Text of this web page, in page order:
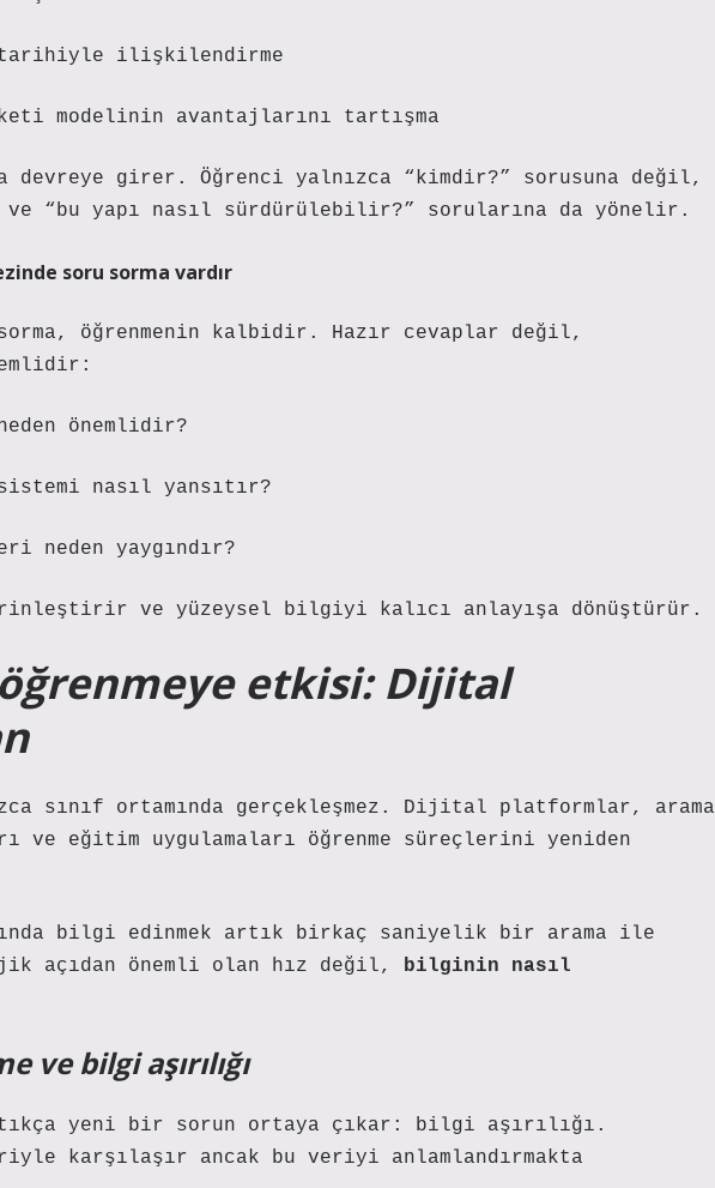
tarihiyle ilişkilendirme
modelinin avantajlarını tartışma
devreye girer. Öğrenci yalnızca “kimdir?” sorusuna değil,
ve “bu yapı nasıl sürdürülebilir?” sorularına da yönelir.
soru sorma vardır
öğrenmenin kalbidir. Hazır cevaplar değil,
önemlidir?
nasıl yansıtır?
neden yaygındır?
ve yüzeysel bilgiyi kalıcı anlayışa dönüştürür.
etkisi: Dijital
sınıf ortamında gerçekleşmez. Dijital platformlar, arama
ve eğitim uygulamaları öğrenme süreçlerini yeniden
bilgi edinmek artık birkaç saniyelik bir arama ile
açıdan önemli olan hız değil, bilginin nasıl
ve bilgi aşırılığı
yeni bir sorun ortaya çıkar: bilgi aşırılığı.
karşılaşır ancak bu veriyi anlamlandırmakta